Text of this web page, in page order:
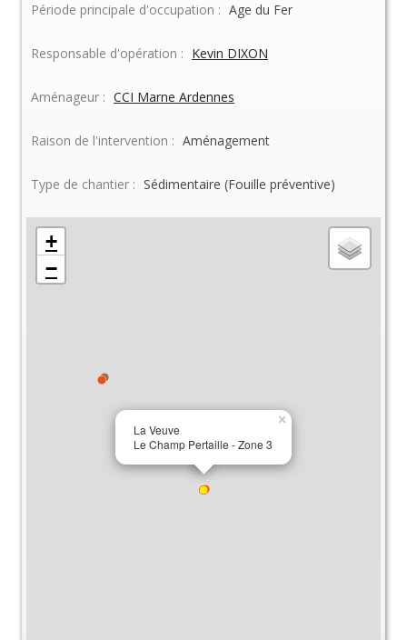
Période principale d'occupation : Age du Fer
Responsable d'opération : Kevin DIXON
Aménageur : CCI Marne Ardennes
Raison de l'intervention : Aménagement
Type de chantier : Sédimentaire (Fouille préventive)
La Veuve
Le Champ Pertaille - Zone 3
×
+
−